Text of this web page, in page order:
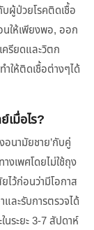
ผู้ป่วยโรคติดเชื้อ
นให้เพียงพอ, ออก
ครียดและวิตก
ำให้ติดเชื้อต่างๆได้
เมื่อไร?
อนามัยชาย’กับคู่
งเพศโดยไม่ใช้ถุง
ไว้ก่อนว่ามีโอกาส
ละรับการตรวจได้
นระยะ 3-7 สัปดาห์